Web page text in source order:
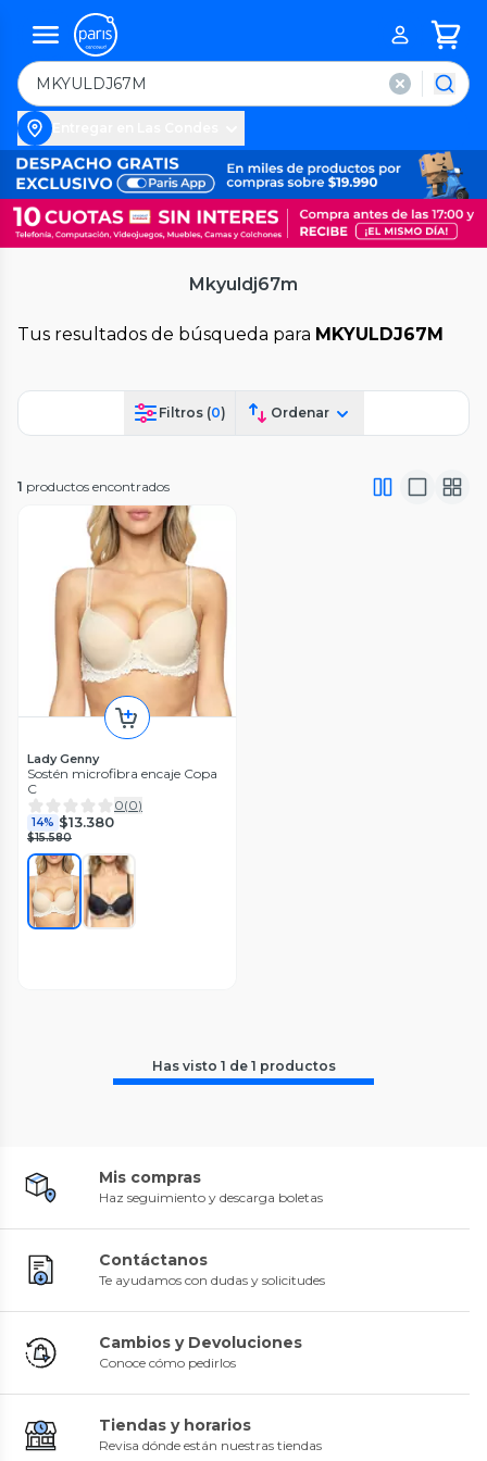
Mkyuldj67m
Tus resultados de búsqueda para MKYULDJ67M
Filtros (0) Ordenar
1 productos encontrados
Lady Genny
Sostén microfibra encaje Copa
C
0(0)
14% $13.380
$15.580
Has visto 1 de 1 productos
Mis compras
Haz seguimiento y descarga boletas
Contáctanos
Te ayudamos con dudas y solicitudes
Cambios y Devoluciones
Conoce cómo pedirlos
Tiendas y horarios
Revisa dónde están nuestras tiendas